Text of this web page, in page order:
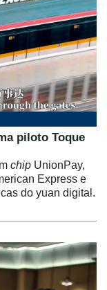
piloto Toque
chip UnionPay,
Express e
do yuan digital.